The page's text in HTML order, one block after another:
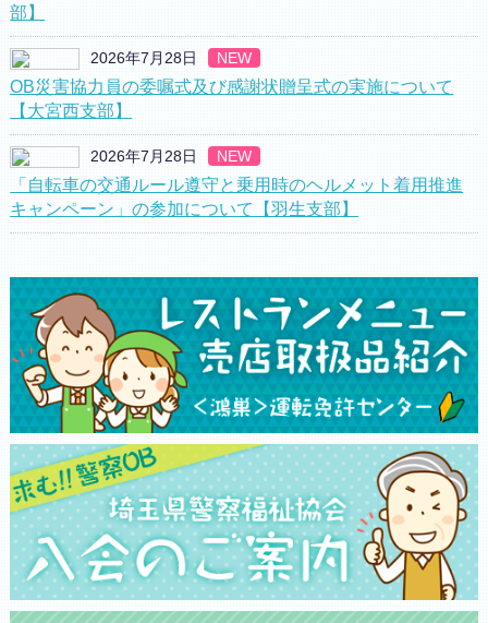
部】
2026年7月28日 NEW
OB災害協力員の委嘱式及び感謝状贈呈式の実施について
【大宮西支部】
2026年7月28日 NEW
「自転車の交通ルール遵守と乗用時のヘルメット着用推進
キャンペーン」の参加について【羽生支部】